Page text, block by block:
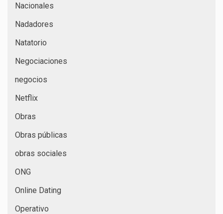
Nacionales
Nadadores
Natatorio
Negociaciones
negocios
Netflix
Obras
Obras públicas
obras sociales
ONG
Online Dating
Operativo